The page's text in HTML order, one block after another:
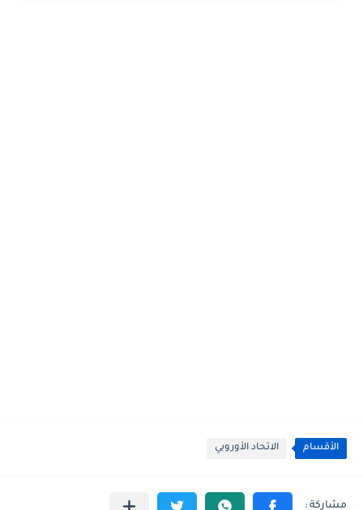
الأقسام الاتحاد الأوروبي